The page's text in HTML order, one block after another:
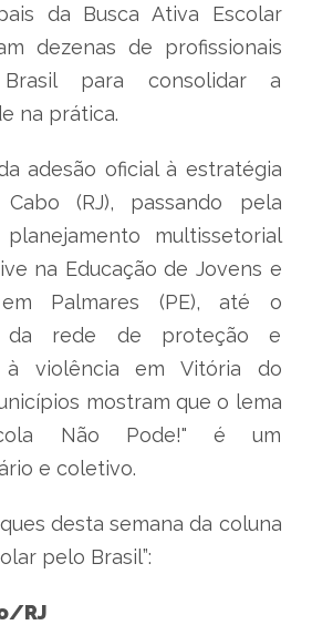
da Busca Ativa Escolar
dezenas de profissionais
para consolidar a
na prática.
adesão oficial à estratégia
(RJ), passando pela
multissetorial
na Educação de Jovens e
Palmares (PE), até o
da rede de proteção e
à violência em Vitória do
mostram que o lema
Não Pode!" é um
e coletivo.
desta semana da coluna
pelo Brasil”:
RJ